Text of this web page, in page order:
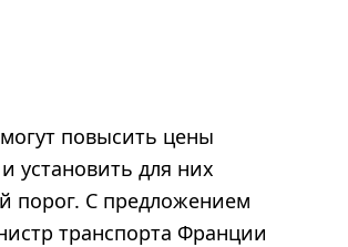
повысить цены
установить для них
порог. С предложением
транспорта Франции